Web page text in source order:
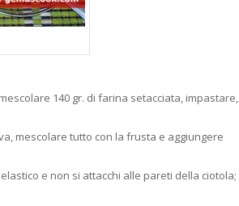
140 gr. di farina setacciata, impastare,
mescolare tutto con la frusta e aggiungere
e non si attacchi alle pareti della ciotola;